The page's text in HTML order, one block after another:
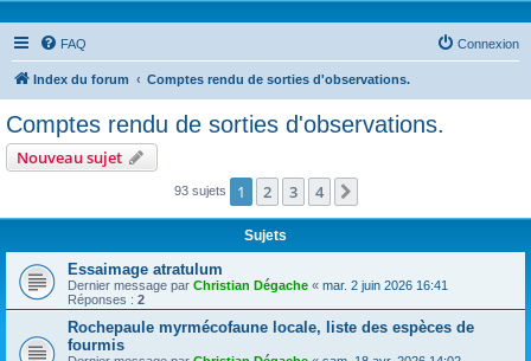
FAQ Connexion
Index du forum Comptes rendu de sorties d'observations.
Comptes rendu de sorties d'observations.
Nouveau sujet
93 sujets 1 2 3 4
Sujets
Essaimage atratulum
Dernier message par Christian Dégache « mar. 2 juin 2026 16:41
Réponses : 2
Rochepaule myrmécofaune locale, liste des espèces de
fourmis